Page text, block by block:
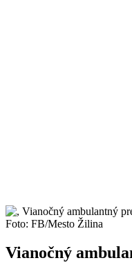
Foto: FB/Mesto Žilina
Vianočný